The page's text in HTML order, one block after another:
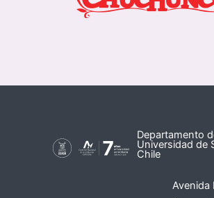
Departamento
Universidad de
Chile
Avenida